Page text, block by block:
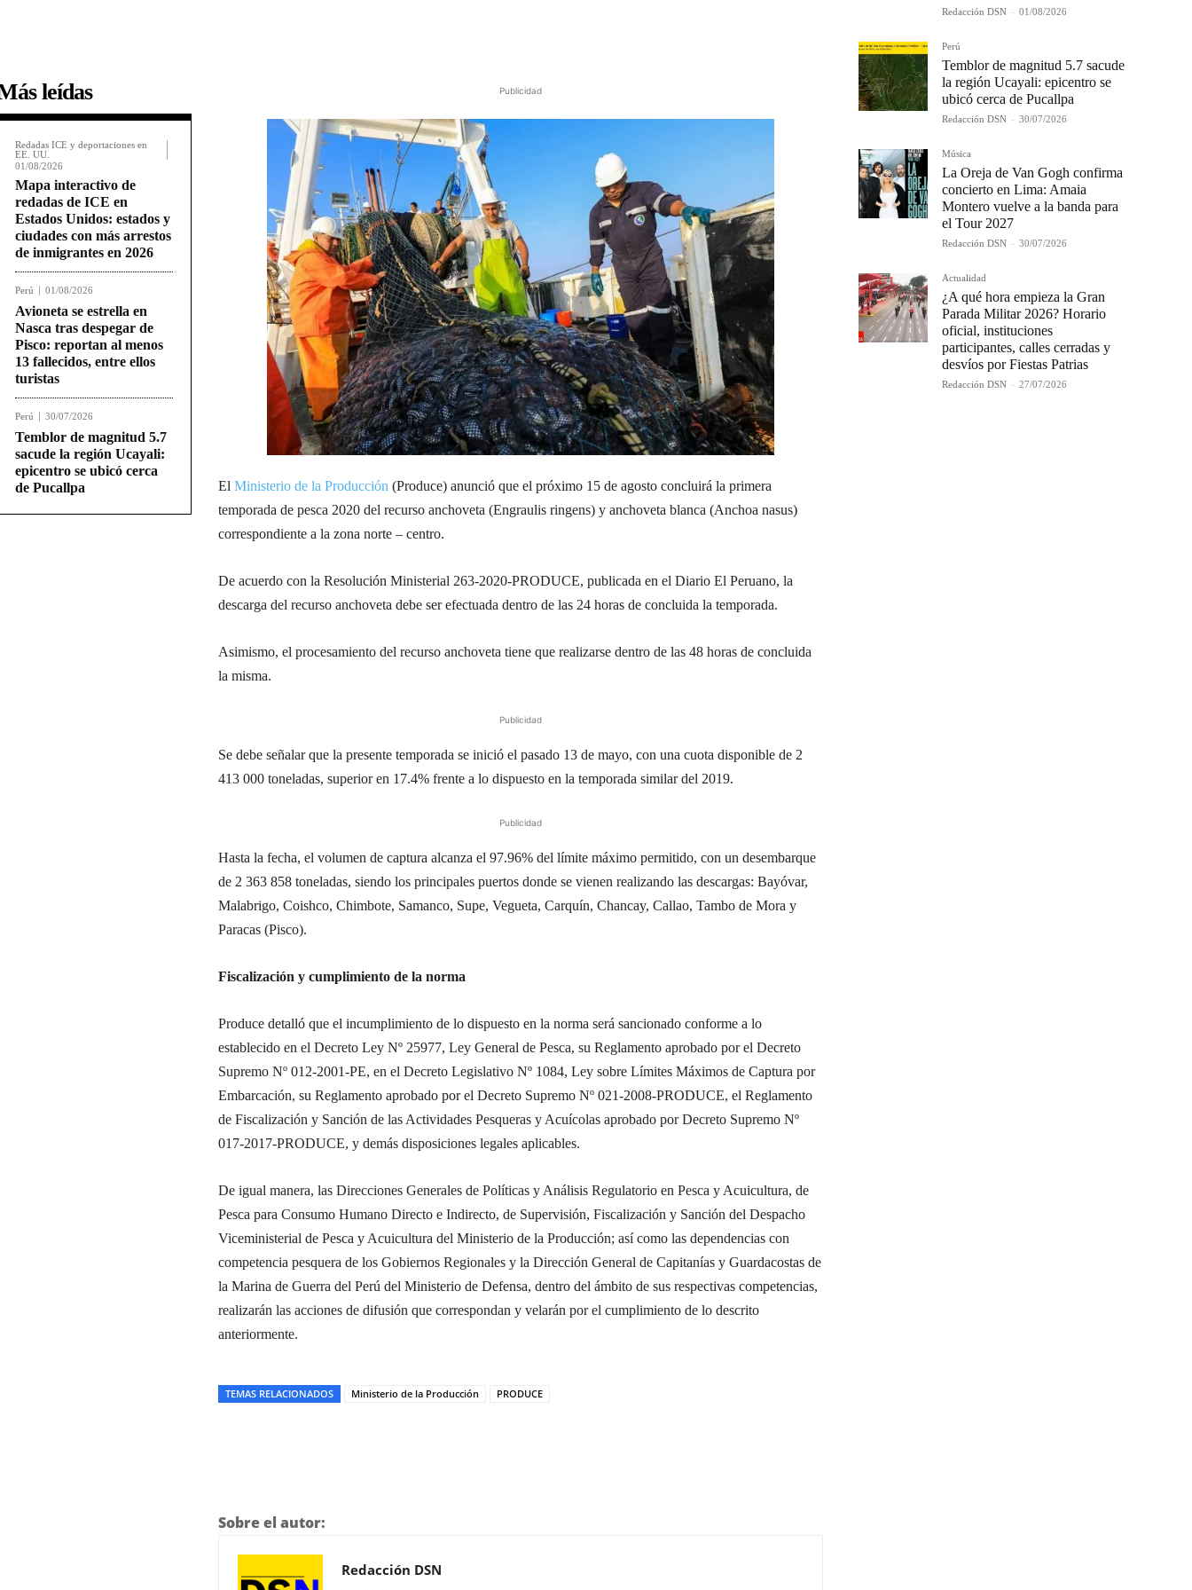
leídas
Redadas ICE y deportaciones en
EE. UU.
01/08/2026
Mapa interactivo de
redadas de ICE en
Estados Unidos: estados y
ciudades con más arrestos
de inmigrantes en 2026
Perú 01/08/2026
Avioneta se estrella en
Nasca tras despegar de
Pisco: reportan al menos
13 fallecidos, entre ellos
turistas
Perú 30/07/2026
Temblor de magnitud 5.7
sacude la región Ucayali:
epicentro se ubicó cerca
de Pucallpa
Publicidad
El Ministerio de la Producción (Produce) anunció que el próximo 15 de agosto concluirá la primera
temporada de pesca 2020 del recurso anchoveta (Engraulis ringens) y anchoveta blanca (Anchoa nasus)
correspondiente a la zona norte – centro.
De acuerdo con la Resolución Ministerial 263-2020-PRODUCE, publicada en el Diario El Peruano, la
descarga del recurso anchoveta debe ser efectuada dentro de las 24 horas de concluida la temporada.
Asimismo, el procesamiento del recurso anchoveta tiene que realizarse dentro de las 48 horas de concluida
la misma.
Publicidad
Se debe señalar que la presente temporada se inició el pasado 13 de mayo, con una cuota disponible de 2
413 000 toneladas, superior en 17.4% frente a lo dispuesto en la temporada similar del 2019.
Publicidad
Hasta la fecha, el volumen de captura alcanza el 97.96% del límite máximo permitido, con un desembarque
de 2 363 858 toneladas, siendo los principales puertos donde se vienen realizando las descargas: Bayóvar,
Malabrigo, Coishco, Chimbote, Samanco, Supe, Vegueta, Carquín, Chancay, Callao, Tambo de Mora y
Paracas (Pisco).
Fiscalización y cumplimiento de la norma
Produce detalló que el incumplimiento de lo dispuesto en la norma será sancionado conforme a lo
establecido en el Decreto Ley Nº 25977, Ley General de Pesca, su Reglamento aprobado por el Decreto
Supremo Nº 012-2001-PE, en el Decreto Legislativo Nº 1084, Ley sobre Límites Máximos de Captura por
Embarcación, su Reglamento aprobado por el Decreto Supremo Nº 021-2008-PRODUCE, el Reglamento
de Fiscalización y Sanción de las Actividades Pesqueras y Acuícolas aprobado por Decreto Supremo Nº
017-2017-PRODUCE, y demás disposiciones legales aplicables.
De igual manera, las Direcciones Generales de Políticas y Análisis Regulatorio en Pesca y Acuicultura, de
Pesca para Consumo Humano Directo e Indirecto, de Supervisión, Fiscalización y Sanción del Despacho
Viceministerial de Pesca y Acuicultura del Ministerio de la Producción; así como las dependencias con
competencia pesquera de los Gobiernos Regionales y la Dirección General de Capitanías y Guardacostas de
la Marina de Guerra del Perú del Ministerio de Defensa, dentro del ámbito de sus respectivas competencias,
realizarán las acciones de difusión que correspondan y velarán por el cumplimiento de lo descrito
anteriormente.
TEMAS RELACIONADOS Ministerio de la Producción PRODUCE
Sobre el autor:
Redacción DSN
Redacción DSN - 01/08/2026
Perú
Temblor de magnitud 5.7 sacude
la región Ucayali: epicentro se
ubicó cerca de Pucallpa
Redacción DSN - 30/07/2026
Música
La Oreja de Van Gogh confirma
concierto en Lima: Amaia
Montero vuelve a la banda para
el Tour 2027
Redacción DSN - 30/07/2026
Actualidad
¿A qué hora empieza la Gran
Parada Militar 2026? Horario
oficial, instituciones
participantes, calles cerradas y
desvíos por Fiestas Patrias
Redacción DSN - 27/07/2026